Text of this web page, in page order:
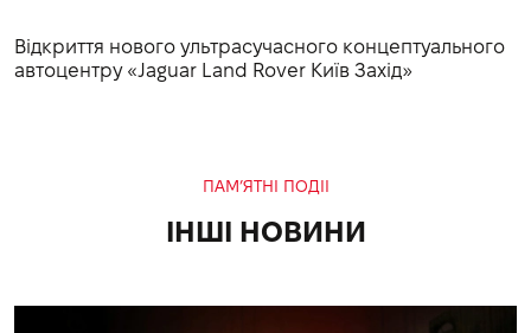
Відкриття нового ультрасучасного концептуального
автоцентру «Jaguar Land Rover Київ Захід»
ПАМ’ЯТНІ ПОДІІ
ІНШІ НОВИНИ